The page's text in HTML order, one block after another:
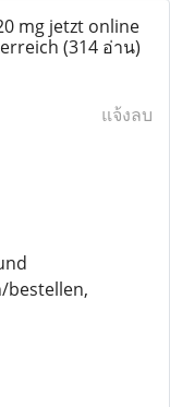
mg jetzt online
(314 อ่าน)
แจ้งลบ
bestellen,